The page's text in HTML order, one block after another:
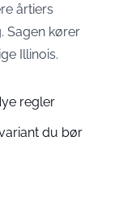
årtiers
Sagen kører
Illinois.
regler
du bør